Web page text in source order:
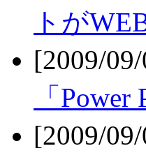
トが
[2009/
「
[2009/